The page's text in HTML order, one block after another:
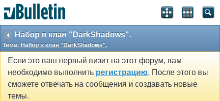
Набор в клан "DarkShadows".
Тема: Набор в клан "DarkShadows".
Если это ваш первый визит на этот форум, вам
необходимо выполнить регистрацию. После этого вы
сможете отвечать на сообщения и создавать новые
темы.